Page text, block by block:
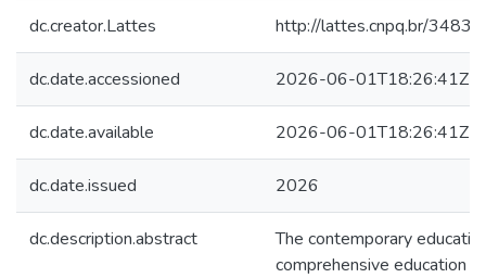
dc.creator.Lattes http://lattes.cnpq.br/
dc.date.accessioned 2026-06-01T18:26:41Z
dc.date.available 2026-06-01T18:26:41Z
dc.date.issued 2026
dc.description.abstract
The contemporary
comprehensive education